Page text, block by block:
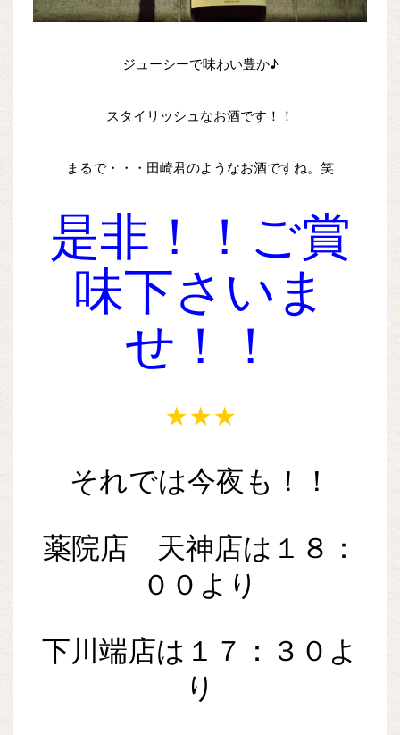
ジューシーで味わい豊か♪
スタイリッシュなお酒です！！
まるで・・・田崎君のようなお酒ですね。笑
是非！！ご賞
味下さいま
せ！！
★★★
それでは今夜も！！
薬院店 天神店は１８：
００より
下川端店は１７：３０よ
り